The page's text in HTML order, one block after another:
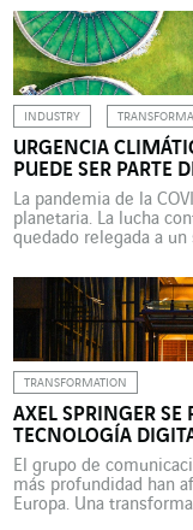
tecnología y ecología.
conferenciante,
vivido varias vidas.
INDUSTRY
URGENCIA
PUEDE SER PARTE
La pandemia de la
planetaria. La lucha
quedado relegada a
55% sus emisiones
TRANSFORMATION
AXEL SPRINGER SE
TECNOLOGÍA
El grupo de
más profundidad han
Europa. Una